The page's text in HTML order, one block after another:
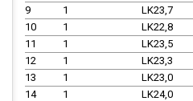
9
1 LK23,7
10
1 LK22,8
11
1 LK23,5
12
1 LK23,3
13
1 LK23,0
14
1 LK24,0